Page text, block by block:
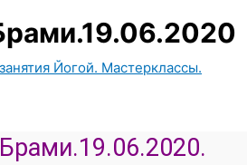
Йогой. Мастерклассы.